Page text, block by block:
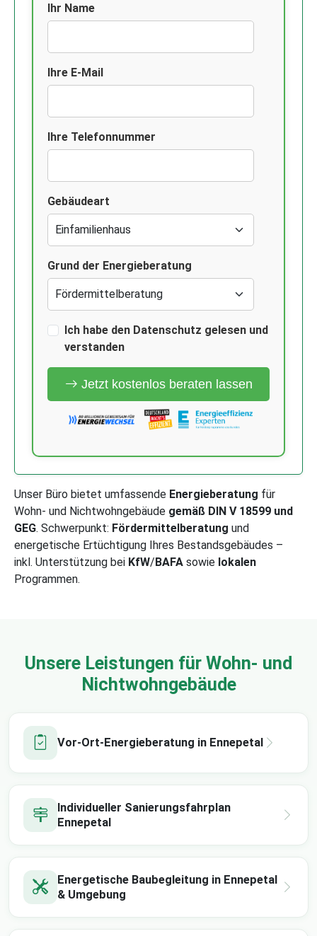
Ihr Name
Ihre E-Mail
Ihre Telefonnummer
Gebäudeart
Grund der Energieberatung
Ich habe den Datenschutz gelesen und
verstanden
Jetzt kostenlos beraten lassen
Unser Büro bietet umfassende Energieberatung für
Wohn- und Nichtwohngebäude gemäß DIN V 18599 und
GEG. Schwerpunkt: Fördermittelberatung und
energetische Ertüchtigung Ihres Bestandsgebäudes –
inkl. Unterstützung bei KfW/BAFA sowie lokalen
Programmen.
Unsere Leistungen für Wohn- und
Nichtwohngebäude
Vor-Ort-Energieberatung in Ennepetal
Individueller Sanierungsfahrplan
Ennepetal
Energetische Baubegleitung in Ennepetal
& Umgebung